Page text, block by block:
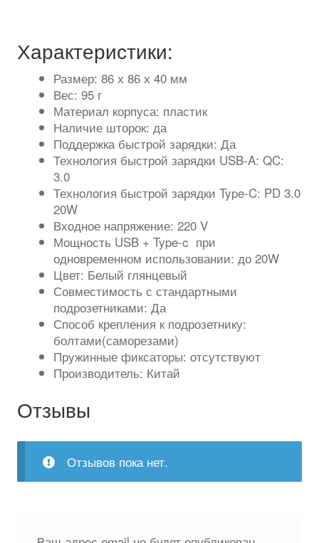
Характеристики:
Размер: 86 х 86 х 40 мм
Вес: 95 г
Материал корпуса: пластик
Наличие шторок: да
Поддержка быстрой зарядки: Да
Технология быстрой зарядки USB-A: QC:
3.0
Технология быстрой зарядки Type-C: PD 3.0
20W
Входное напряжение: 220 V
Мощность USB + Type-c при
одновременном использовании: до 20W
Цвет: Белый глянцевый
Совместимость с стандартными
подрозетниками: Да
Способ крепления к подрозетнику:
болтами(саморезами)
Пружинные фиксаторы: отсутствуют
Производитель: Китай
Отзывы
Отзывов пока нет.